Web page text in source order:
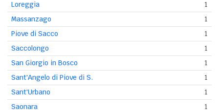
Loreggia
1
Massanzago
1
Piove di Sacco
1
Saccolongo
1
San Giorgio in Bosco
1
Sant'Angelo di Piove di S.
1
Sant'Urbano
1
Saonara
1